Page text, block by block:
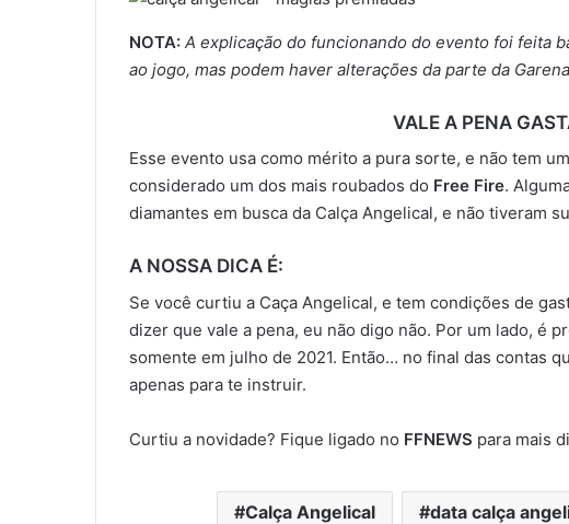
NOTA: A explicação do funcionando do evento foi feita
ao jogo, mas podem haver alterações da parte da
VALE A PENA
Esse evento usa como mérito a pura sorte, e não tem
considerado um dos mais roubados do Free Fire.
diamantes em busca da Calça Angelical, e não tiveram
A NOSSA DICA É:
Se você curtiu a Caça Angelical, e tem condições de
dizer que vale a pena, eu não digo não. Por um lado, é
somente em julho de 2021. Então… no final das contas
apenas para te instruir.
Curtiu a novidade? Fique ligado no FFNEWS para mais
Calça Angelical data calça